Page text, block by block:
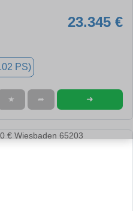
23.345 €
PS)
★ ➦ ➜